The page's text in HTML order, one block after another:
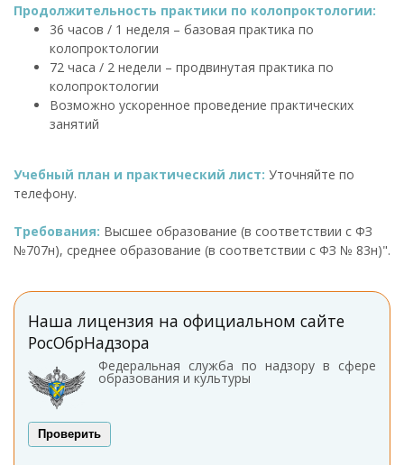
Продолжительность практики по колопроктологии:
36 часов / 1 неделя – базовая практика по
колопроктологии
72 часа / 2 недели – продвинутая практика по
колопроктологии
Возможно ускоренное проведение практических
занятий
Учебный план и практический лист: Уточняйте по
телефону.
Требования: Высшее образование (в соответствии с ФЗ
№707н), среднее образование (в соответствии с ФЗ № 83н)".
Наша лицензия на официальном сайте
РосОбрНадзора
Федеральная служба по надзору в сфере
образования и культуры
Проверить